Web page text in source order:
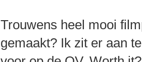
Trouwens heel mooi
gemaakt? Ik zit er aan